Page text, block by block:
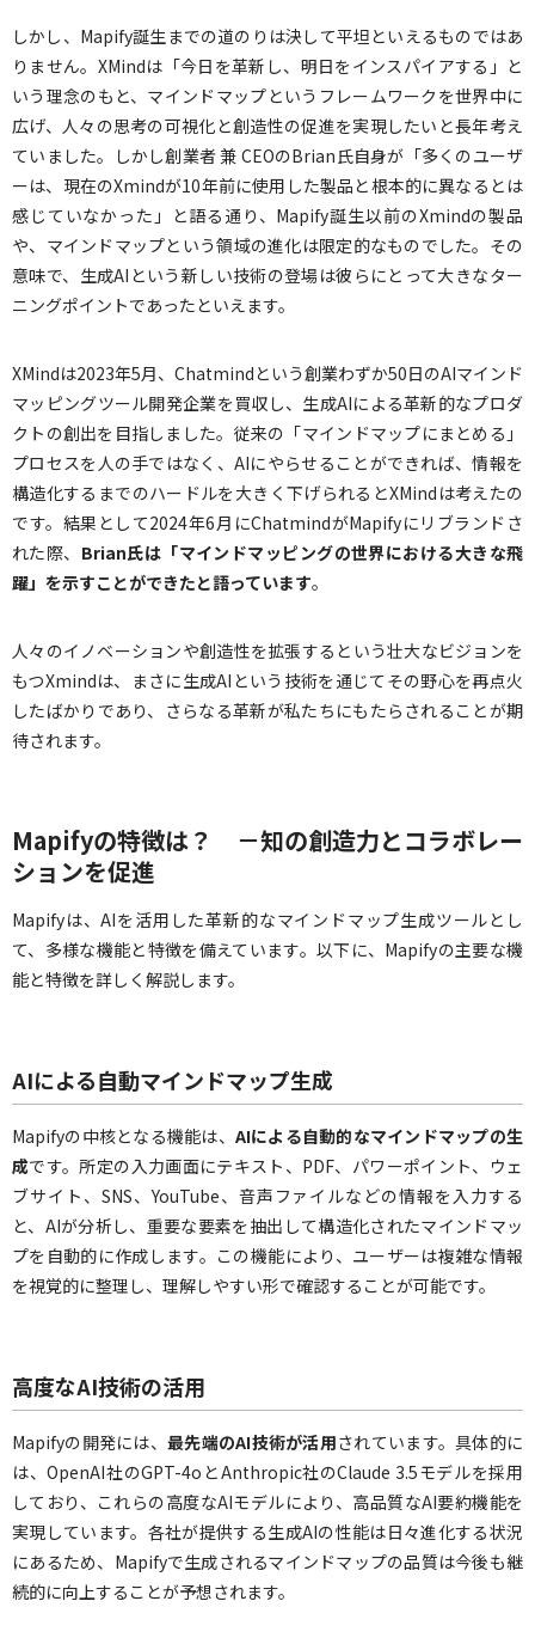
しかし、Mapify誕生までの道のりは決して平坦といえるものではあ
りません。XMindは「今日を革新し、明日をインスパイアする」と
いう理念のもと、マインドマップというフレームワークを世界中に
広げ、人々の思考の可視化と創造性の促進を実現したいと長年考え
ていました。しかし創業者 兼 CEOのBrian氏自身が「多くのユーザ
ーは、現在のXmindが10年前に使用した製品と根本的に異なるとは
感じていなかった」と語る通り、Mapify誕生以前のXmindの製品
や、マインドマップという領域の進化は限定的なものでした。その
意味で、生成AIという新しい技術の登場は彼らにとって大きなター
ニングポイントであったといえます。
XMindは2023年5月、Chatmindという創業わずか50日のAIマインド
マッピングツール開発企業を買収し、生成AIによる革新的なプロダ
クトの創出を目指しました。従来の「マインドマップにまとめる」
プロセスを人の手ではなく、AIにやらせることができれば、情報を
構造化するまでのハードルを大きく下げられるとXMindは考えたの
です。結果として2024年6月にChatmindがMapifyにリブランドさ
れた際、 Brian氏は「マインドマッピングの世界における大きな飛
躍」を示すことができたと語っています。
人々のイノベーションや創造性を拡張するという壮大なビジョンを
もつXmindは、まさに生成AIという技術を通じてその野心を再点火
したばかりであり、さらなる革新が私たちにもたらされることが期
待されます。
Mapifyの特徴は？ －知の創造力とコラボレー
ションを促進
Mapifyは、AIを活用した革新的なマインドマップ生成ツールとし
て、多様な機能と特徴を備えています。以下に、Mapifyの主要な機
能と特徴を詳しく解説します。
AIによる自動マインドマップ生成
Mapifyの中核となる機能は、 AIによる自動的なマインドマップの生
成です。所定の入力画面にテキスト、PDF、パワーポイント、ウェ
ブサイト、SNS、YouTube、音声ファイルなどの情報を入力する
と、AIが分析し、重要な要素を抽出して構造化されたマインドマッ
プを自動的に作成します。この機能により、ユーザーは複雑な情報
を視覚的に整理し、理解しやすい形で確認することが可能です。
高度なAI技術の活用
Mapifyの開発には、最先端のAI技術が活用されています。具体的に
は、OpenAI社のGPT-4oとAnthropic社のClaude 3.5モデルを採用
しており、これらの高度なAIモデルにより、高品質なAI要約機能を
実現しています。各社が提供する生成AIの性能は日々進化する状況
にあるため、Mapifyで生成されるマインドマップの品質は今後も継
続的に向上することが予想されます。